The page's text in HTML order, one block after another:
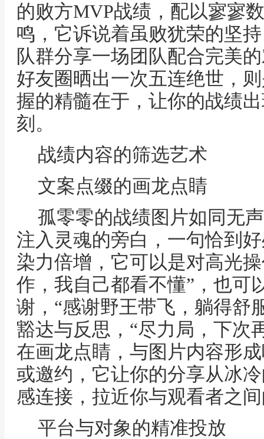
的败方MVP战绩，配以寥寥
鸣，它诉说着虽败犹荣的坚
队群分享一场团队配合完美
好友圈晒出一次五连绝世，
握的精髓在于，让你的战绩
刻。
战绩内容的筛选艺术
文案点缀的画龙点睛
孤零零的战绩图片如同无
注入灵魂的旁白，一句恰到
染力倍增，它可以是对高光
作，我自己都看不懂”，也可
谢，“感谢野王带飞，躺得舒
豁达与反思，“尽力局，下次
在画龙点睛，与图片内容形
或邀约，它让你的分享从冰
感连接，拉近你与观看者之
平台与对象的精准投放